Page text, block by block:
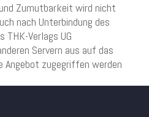
Zumutbarkeit wird nicht
nach Unterbindung des
Verlags UG
Servern aus auf das
zugegriffen werden